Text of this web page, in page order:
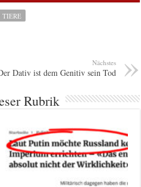
TIERE
Nächstes
Dativ ist dem Genitiv sein Tod
Rubrik